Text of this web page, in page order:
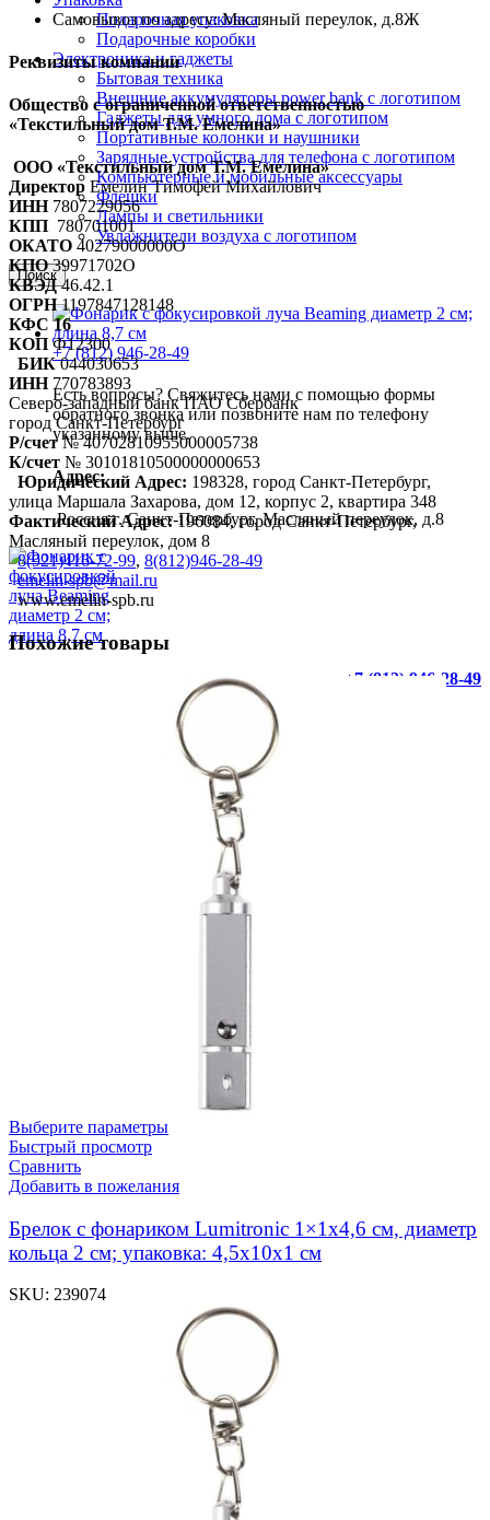
Подарочная упаковка
Подарочные коробки
Электроника и гаджеты
Бытовая техника
Внешние аккумуляторы power bank с логотипом
Гаджеты для умного дома с логотипом
Портативные колонки и наушники
Зарядные устройства для телефона с логотипом
Компьютерные и мобильные аксессуары
Флешки
Лампы и светильники
Увлажнители воздуха с логотипом
Поиск
+7 (812) 946-28-49
Есть вопросы? Свяжитесь нами с помощью формы
обратного звонка или позвоните нам по телефону
указанному выше.
Адрес:
Россия г. Санкт-Петербург, Масляный переулок, д.8
+7 (812) 946-28-49
Самовывоз по адресу: Масляный переулок, д.8Ж
Реквизиты компании
Общество с ограниченной ответственностью
«Текстильный дом Т.М. Емелина»
ООО «Текстильный дом Т.М. Емелина»
Директор Емелин Тимофей Михайлович
ИНН 7807229056
КПП 780701001
ОКАТО 40279000000О
КПО39971702О
КВЭД46.42.1
ОГРН1197847128148
КФС 16
КОП Ф12300
БИК044030653
ИНН770783893
Северо-западный банк ПАО Сбербанк
город Санкт-Петербург
Р/счет№ 40702810955000005738
К/счет № 30101810500000000653
Юридический Адрес: 198328, город Санкт-Петербург,
улица Маршала Захарова, дом 12, корпус 2, квартира 348
Фактический Адрес:196084, город Санкт-Петербург,
Масляный переулок, дом 8
8(921)416-72-99, 8(812)946-28-49
emelin-spb@mail.ru
www.emelin-spb.ru
Похожие товары
Выберите параметры
Быстрый просмотр
Сравнить
Добавить в пожелания
Брелок с фонариком Lumitronic 1×1х4,6 см, диаметр
кольца 2 см; упаковка: 4,5x10x1 см
SKU: 239074